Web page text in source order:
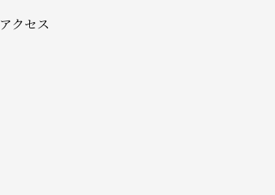
アクセス